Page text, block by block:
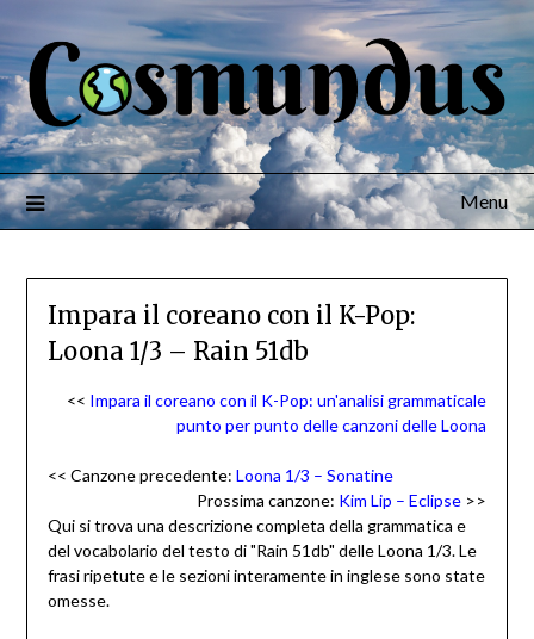
Menu
Impara il coreano con il K-Pop:
Loona 1/3 – Rain 51db
<< Impara il coreano con il K-Pop: un'analisi grammaticale
punto per punto delle canzoni delle Loona
<< Canzone precedente: Loona 1/3 – Sonatine
Prossima canzone: Kim Lip – Eclipse >>
Qui si trova una descrizione completa della grammatica e
del vocabolario del testo di "Rain 51db" delle Loona 1/3. Le
frasi ripetute e le sezioni interamente in inglese sono state
omesse.